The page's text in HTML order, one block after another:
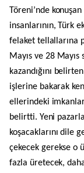
Töreni’nde
insanlarının, Türk
felaket tellallarına
Mayıs ve 28
kazandığını
işlerine bakarak
ellerindeki
belirtti. Yeni
koşacaklarını dile
çekecek gerekse o
fazla üretecek,